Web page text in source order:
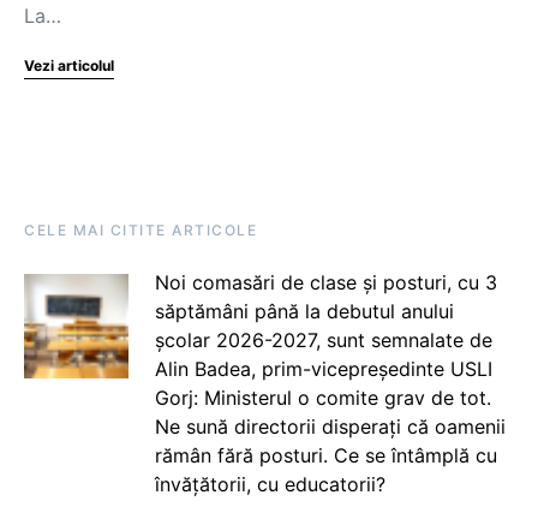
La…
Vezi articolul
CELE MAI CITITE ARTICOLE
Noi comasări de clase și posturi, cu 3
săptămâni până la debutul anului
școlar 2026-2027, sunt semnalate de
Alin Badea, prim-vicepreședinte USLI
Gorj: Ministerul o comite grav de tot.
Ne sună directorii disperați că oamenii
rămân fără posturi. Ce se întâmplă cu
învățătorii, cu educatorii?